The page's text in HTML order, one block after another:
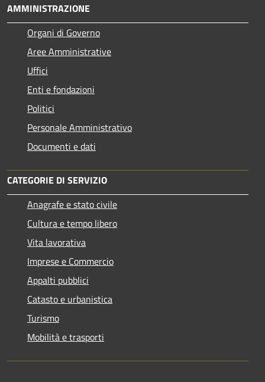
AMMINISTRAZIONE
Organi di Governo
Aree Amministrative
Uffici
Enti e fondazioni
Politici
Personale Amministrativo
Documenti e dati
CATEGORIE DI SERVIZIO
Anagrafe e stato civile
Cultura e tempo libero
Vita lavorativa
Imprese e Commercio
Appalti pubblici
Catasto e urbanistica
Turismo
Mobilità e trasporti